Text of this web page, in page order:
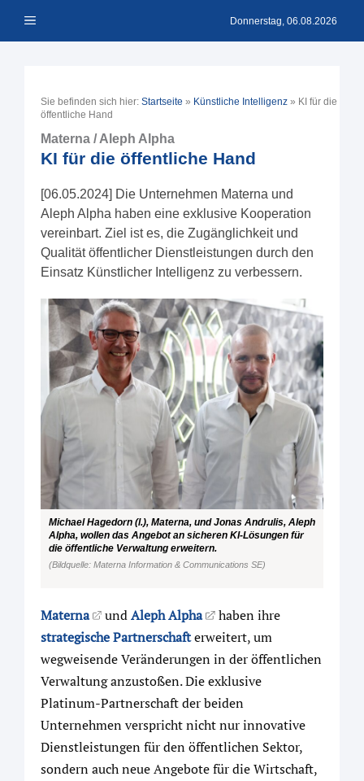
Inhalt Menü Donnerstag, 06.08.2026
Sie befinden sich hier: Startseite » Künstliche Intelligenz » KI für die
öffentliche Hand
Materna / Aleph Alpha
KI für die öffentliche Hand
[06.05.2024] Die Unternehmen Materna und
Aleph Alpha haben eine exklusive Kooperation
vereinbart. Ziel ist es, die Zugänglichkeit und
Qualität öffentlicher Dienstleistungen durch den
Einsatz Künstlicher Intelligenz zu verbessern.
Michael Hagedorn (l.), Materna, und Jonas Andrulis, Aleph
Alpha, wollen das Angebot an sicheren KI-Lösungen für
die öffentliche Verwaltung erweitern.
(Bildquelle: Materna Information & Communications SE)
Materna undAleph Alpha
haben ihre
strategische Partnerschafterweitert, um
wegweisende Veränderungen in der öffentlichen
Verwaltung anzustoßen. Die exklusive
Platinum-Partnerschaft der beiden
Unternehmen verspricht nicht nur innovative
Dienstleistungen für den öffentlichen Sektor,
sondern auch neue Angebote für die Wirtschaft,